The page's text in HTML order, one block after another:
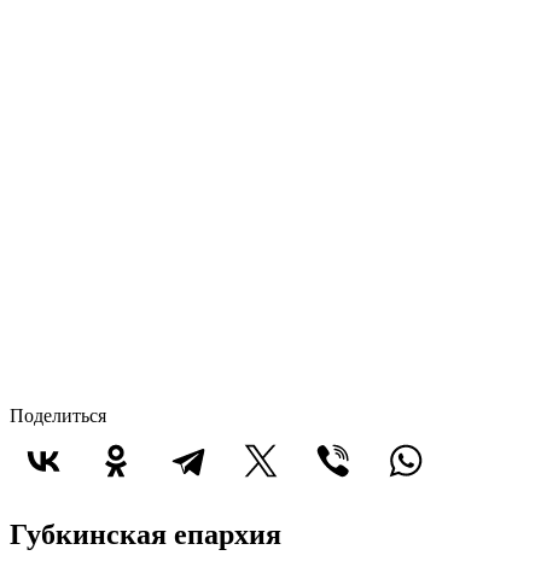
Поделиться
Губкинская епархия